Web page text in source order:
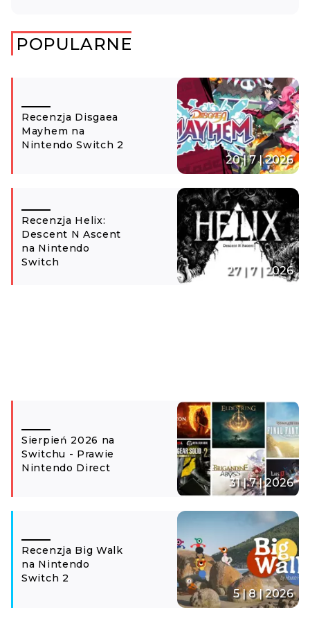
POPULARNE
Recenzja Disgaea
Mayhem na
Nintendo Switch 2
20 | 7 | 2026
Recenzja Helix:
Descent N Ascent
na Nintendo
Switch
27 | 7 | 2026
Sierpień 2026 na
Switchu - Prawie
Nintendo Direct
31 | 7 | 2026
Recenzja Big Walk
na Nintendo
Switch 2
5 | 8 | 2026